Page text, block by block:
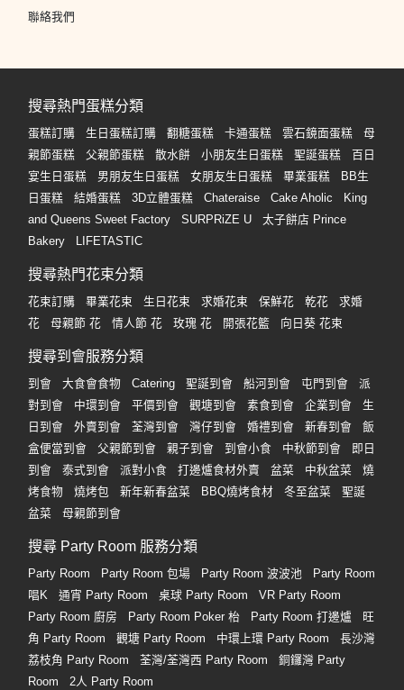
聯絡我們
搜尋熱門蛋糕分類
蛋糕訂購 生日蛋糕訂購 翻糖蛋糕 卡通蛋糕 雲石鏡面蛋糕
母
親節蛋糕
父親節蛋糕 散水餅 小朋友生日蛋糕 聖誕蛋糕
百日
宴生日蛋糕
男朋友生日蛋糕 女朋友生日蛋糕 畢業蛋糕
BB生
日蛋糕
結婚蛋糕 3D立體蛋糕 Chateraise Cake Aholic
King
and Queens Sweet Factory
SURPRiZE U
太子餅店 Prince
Bakery
LIFETASTIC
搜尋熱門花束分類
花束訂購 畢業花束 生日花束 求婚花束 保鮮花 乾花
求婚
花
母親節 花 情人節 花 玫瑰 花 開張花籃 向日葵 花束
搜尋到會服務分類
到會 大食會食物 Catering 聖誕到會 船河到會 屯門到會
派
對到會
中環到會 平價到會 觀塘到會 素食到會 企業到會
生
日到會
外賣到會 荃灣到會 灣仔到會 婚禮到會 新春到會
飯
盒便當到會
父親節到會 親子到會 到會小食 中秋節到會
即日
到會
泰式到會 派對小食 打邊爐食材外賣 盆菜 中秋盆菜
燒
烤食物
燒烤包 新年新春盆菜 BBQ燒烤食材 冬至盆菜
聖誕
盆菜
母親節到會
搜尋 Party Room 服務分類
Party Room Party Room 包場 Party Room 波波池
Party Room
唱K
通宵 Party Room 桌球 Party Room
VR Party Room
Party Room 廚房
Party Room Poker 枱 Party Room 打邊爐
旺
角 Party Room
觀塘 Party Room 中環上環 Party Room
長沙灣
荔枝角 Party Room
荃灣/荃灣西 Party Room
銅鑼灣 Party
Room
2人 Party Room